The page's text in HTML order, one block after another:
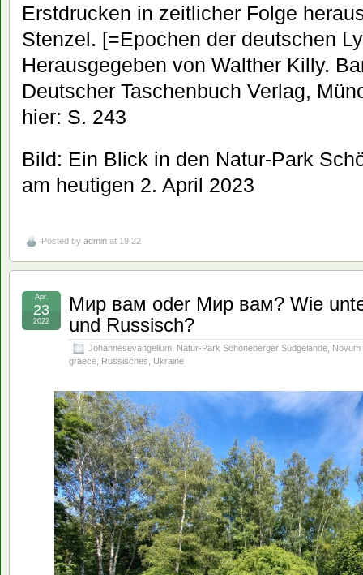
Erstdrucken in zeitlicher Folge
Stenzel. [=Epochen der deutschen
Herausgegeben von Walther Killy.
Deutscher Taschenbuch Verlag,
hier: S. 243
Bild: Ein Blick in den Natur-Park
am heutigen 2. April 2023
Posted by admin at 19:22
Мир вам oder Мир вам? Wie
und Russisch?
Johannesevangelium Natur-Park Schöneberger Südgelände
graece
Russisches Ukraine
Apr.
23
2022